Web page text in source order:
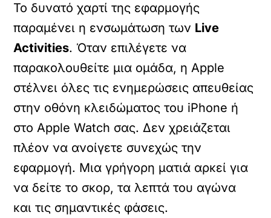
Το δυνατό χαρτί της εφαρμογής
παραμένει η ενσωμάτωση των Live
Activities. Όταν επιλέγετε να
παρακολουθείτε μια ομάδα, η Apple
στέλνει όλες τις ενημερώσεις απευθείας
στην οθόνη κλειδώματος του iPhone ή
στο Apple Watch σας. Δεν χρειάζεται
πλέον να ανοίγετε συνεχώς την
εφαρμογή. Μια γρήγορη ματιά αρκεί για
να δείτε το σκορ, τα λεπτά του αγώνα
και τις σημαντικές φάσεις.